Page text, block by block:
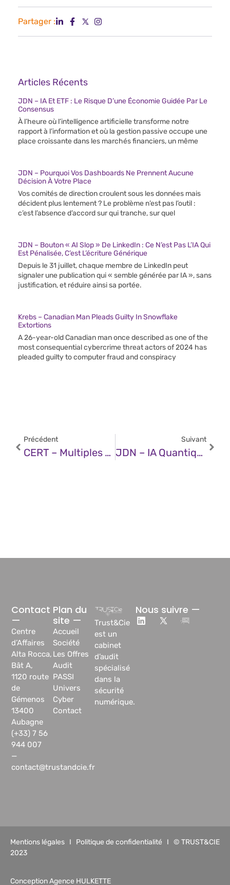
Partager :
Articles Récents
JDN – IA Et ETF : Le Risque D’une Économie Guidée Par Le
Consensus
À l’heure où l’intelligence artificielle transforme notre
rapport à l’information et où la gestion passive occupe une
place croissante dans les marchés financiers, un même
JDN – Pourquoi Vos Dashboards Ne Prennent Aucune
Décision À Votre Place
Vos comités de direction croulent sous les données mais
décident plus lentement ? Le problème n’est pas l’outil :
c’est l’absence d’accord sur qui tranche, sur quel
JDN – Bouton « AI Slop » De LinkedIn : Ce N’est Pas L’IA Qui
Est Pénalisée, C’est L’écriture Générique
Depuis le 31 juillet, chaque membre de LinkedIn peut
signaler une publication qui « semble générée par IA », sans
justification, et réduire ainsi sa portée.
Krebs – Canadian Man Pleads Guilty In Snowflake
Extortions
A 26-year-old Canadian man once described as one of the
most consequential cybercrime threat actors of 2024 has
pleaded guilty to computer fraud and conspiracy
Précédent
CERT – Multiples Vulnérabilités Dans Les Produits IBM (10 Octobre 2025)
Suivant
JDN – IA Quantique : Des Modèles Ultra-Compressés Pour Transformer L’industrie
Trust&Cie
est un
cabinet
d’audit
spécialisé
dans la
sécurité
numérique.
Plan du
site —
Accueil
Société
Les Offres
Audit
PASSI
Univers
Cyber
Contact
Contact
—
Centre
d’Affaires
Alta Rocca,
Bât A,
1120 route
de
Gémenos
13400
Aubagne
(+33) 7 56
944 007
—
contact@trustandcie.fr
Nous suivre —
Mentions légales I Politique de confidentialité I © TRUST&CIE
2023
Conception Agence HULKETTE